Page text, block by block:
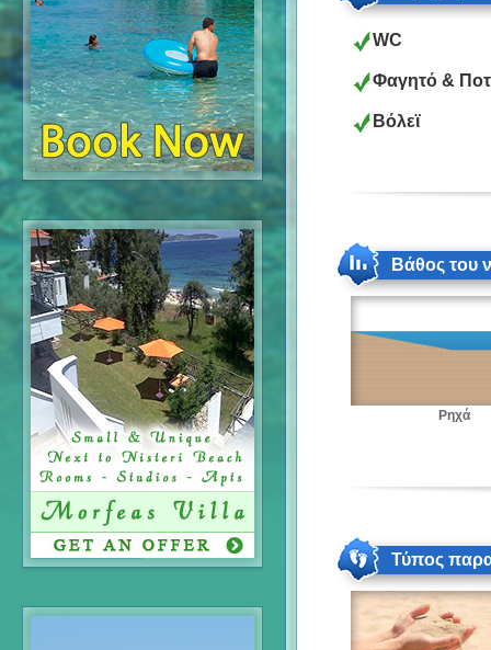
WC
Φαγητό &
Βόλεϊ
Βάθος του
Ρηχά
Τύπος